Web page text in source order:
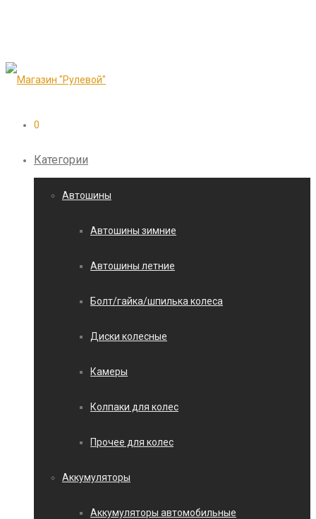
0
Категории
Автошины
Автошины зимние
Автошины летние
Болт/гайка/шпилька колеса
Диски колесные
Камеры
Колпаки для колес
Прочее для колес
Аккумуляторы
Аккумуляторы автомобильные